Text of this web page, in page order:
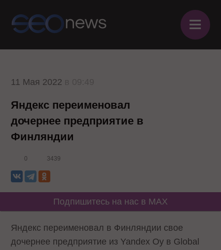
≡
11 Мая 2022
Яндекс переименовал
дочернее предприятие в
Финляндии
0 3439
Подпишитесь на нас в MAX
Яндекс переименовал в Финляндии свое
дочернее предприятие из Yandex Oy в Global